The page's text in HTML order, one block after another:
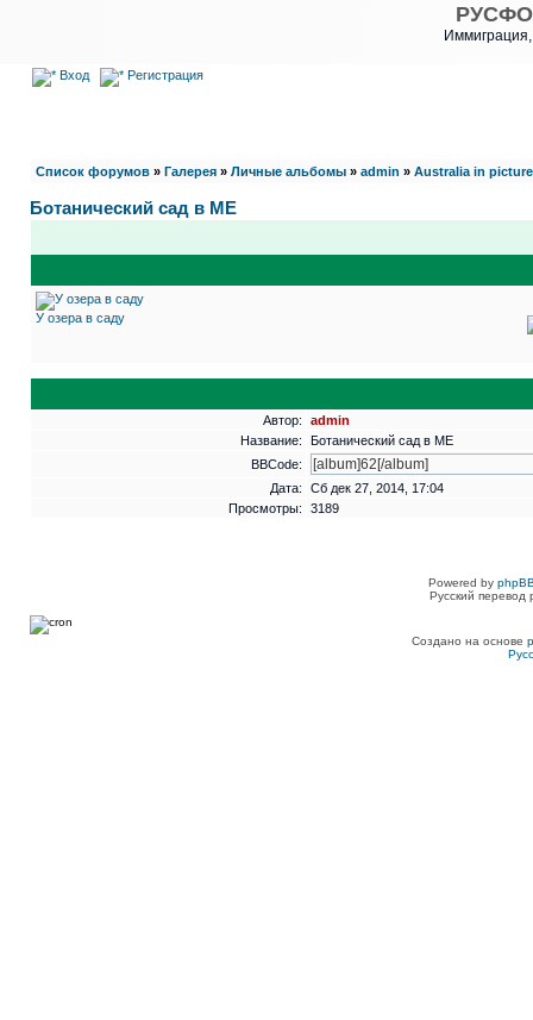
Вход Регистрация
Список форумов » Галерея » Личные альбомы » admin » Australia in
Ботанический сад в МЕ
У озера в саду
Автор:
admin
Название:
Ботанический сад в МЕ
BBCode:
Дата:
Сб дек 27, 2014, 17:04
Просмотры:
3189
Powered by
Русский
Создано на основе